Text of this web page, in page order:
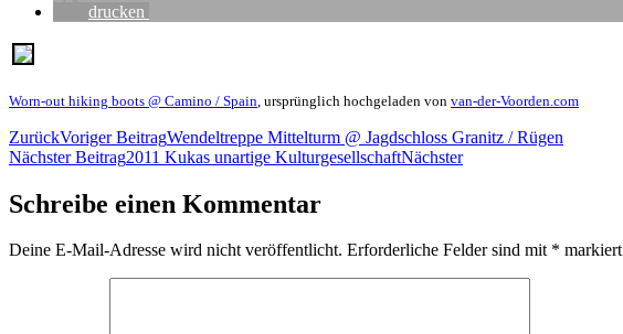
drucken
Worn-out hiking boots @ Camino / Spain , ursprünglich hochgeladen von van-der-Voorden.com
ZurückVoriger BeitragWendeltreppe Mittelturm @ Jagdschloss Granitz / Rügen
Nächster Beitrag2011 Kukas unartige KulturgesellschaftNächster
Schreibe einen Kommentar
Deine E-Mail-Adresse wird nicht veröffentlicht. Erforderliche Felder sind mit * markiert